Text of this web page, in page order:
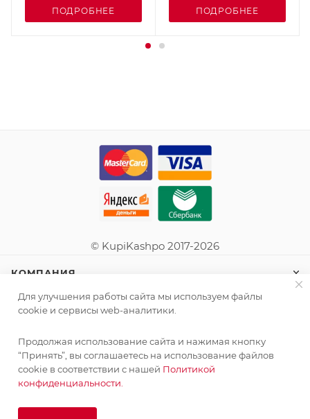
ПОДРОБНЕЕ ПОДРОБНЕЕ
© KupiKashpo 2017-2026
КОМПАНИЯ
ИНФОРМАЦИЯ
ПОМОЩЬ
ПОДПИСАТЬСЯ НА РАССЫЛКУ
Для улучшения работы сайта мы используем файлы
cookie и сервисы web-аналитики.
Продолжая использование сайта и нажимая кнопку
“Принять”, вы соглашаетесь на использование файлов
cookie в соответствии с нашей Политикой
конфиденциальности.